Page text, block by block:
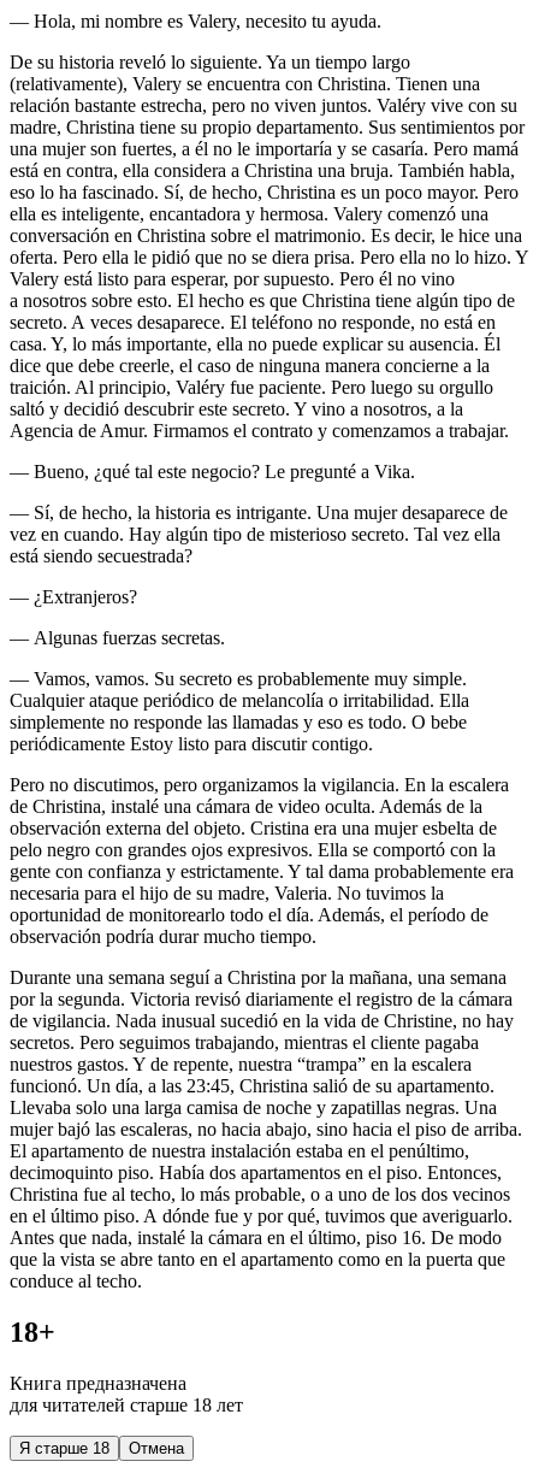
— Hola, mi nombre es Valery, necesito tu ayuda.
De su historia reveló lo siguiente. Ya un tiempo largo
(relativamente), Valery se encuentra con Christina. Tienen una
relación bastante estrecha, pero no viven juntos. Valéry vive con su
madre, Christina tiene su propio departamento. Sus sentimientos por
una mujer son fuertes, a él no le importaría y se casaría. Pero mamá
está en contra, ella considera a Christina una bruja. También habla,
eso lo ha fascinado. Sí, de hecho, Christina es un poco mayor. Pero
ella es inteligente, encantadora y hermosa. Valery comenzó una
conversación en Christina sobre el matrimonio. Es decir, le hice una
oferta. Pero ella le pidió que no se diera prisa. Pero ella no lo hizo. Y
Valery está listo para esperar, por supuesto. Pero él no vino
a nosotros sobre esto. El hecho es que Christina tiene algún tipo de
secreto. A veces desaparece. El teléfono no responde, no está en
casa. Y, lo más importante, ella no puede explicar su ausencia. Él
dice que debe creerle, el caso de ninguna manera concierne a la
traición. Al principio, Valéry fue paciente. Pero luego su orgullo
saltó y decidió descubrir este secreto. Y vino a nosotros, a la
Agencia de Amur. Firmamos el contrato y comenzamos a trabajar.
— Bueno, ¿qué tal este negocio? Le pregunté a Vika.
— Sí, de hecho, la historia es intrigante. Una mujer desaparece de
vez en cuando. Hay algún tipo de misterioso secreto. Tal vez ella
está siendo secuestrada?
— ¿Extranjeros?
— Algunas fuerzas secretas.
— Vamos, vamos. Su secreto es probablemente muy simple.
Cualquier ataque periódico de melancolía o irritabilidad. Ella
simplemente no responde las llamadas y eso es todo. O bebe
periódicamente Estoy listo para discutir contigo.
Pero no discutimos, pero organizamos la vigilancia. En la escalera
de Christina, instalé una cámara de video oculta. Además de la
observación externa del objeto. Cristina era una mujer esbelta de
pelo negro con grandes ojos expresivos. Ella se comportó con la
gente con confianza y estrictamente. Y tal dama probablemente era
necesaria para el hijo de su madre, Valeria. No tuvimos la
oportunidad de monitorearlo todo el día. Además, el período de
observación podría durar mucho tiempo.
Durante una semana seguí a Christina por la mañana, una semana
por la segunda. Victoria revisó diariamente el registro de la cámara
de vigilancia. Nada inusual sucedió en la vida de Christine, no hay
secretos. Pero seguimos trabajando, mientras el cliente pagaba
nuestros gastos. Y de repente, nuestra “trampa” en la escalera
funcionó. Un día, a las 23:45, Christina salió de su apartamento.
Llevaba solo una larga camisa de noche y zapatillas negras. Una
mujer bajó las escaleras, no hacia abajo, sino hacia el piso de arriba.
El apartamento de nuestra instalación estaba en el penúltimo,
decimoquinto piso. Había dos apartamentos en el piso. Entonces,
Christina fue al techo, lo más probable, o a uno de los dos vecinos
en el último piso. A dónde fue y por qué, tuvimos que averiguarlo.
Antes que nada, instalé la cámara en el último, piso 16. De modo
que la vista se abre tanto en el apartamento como en la puerta que
conduce al techo.
18+
Книга предназначена
для читателей старше 18 лет
Я старше 18 Отмена